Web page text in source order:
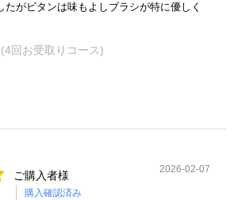
たがビタンは味もよしブラシが特に優しく
回お受取りコース)
ご購入者様
購入確認済み
2026-02-07